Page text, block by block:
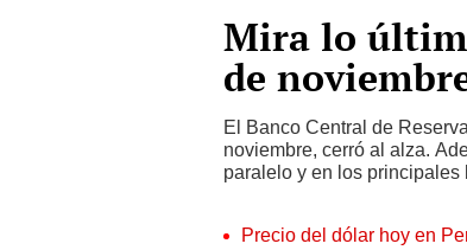
Mira lo
de
El Banco Central de
noviembre, cerró al alza.
paralelo y en los principales
Precio del dólar hoy en